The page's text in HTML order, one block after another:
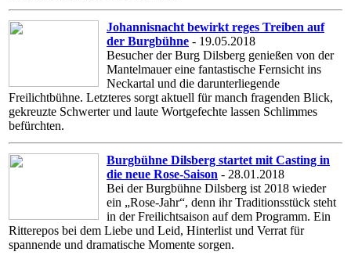
Johannisnacht bewirkt reges Treiben auf
der Burgbühne - 19.05.2018
Besucher der Burg Dilsberg genießen von der
Mantelmauer eine fantastische Fernsicht ins
Neckartal und die darunterliegende
Freilichtbühne. Letzteres sorgt aktuell für manch fragenden Blick,
gekreuzte Schwerter und laute Wortgefechte lassen Schlimmes
befürchten.
Burgbühne Dilsberg startet mit Casting in
die neue Rose-Saison - 28.01.2018
Bei der Burgbühne Dilsberg ist 2018 wieder
ein „Rose-Jahr“, denn ihr Traditionsstück steht
in der Freilichtsaison auf dem Programm. Ein
Ritterepos bei dem Liebe und Leid, Hinterlist und Verrat für
spannende und dramatische Momente sorgen.